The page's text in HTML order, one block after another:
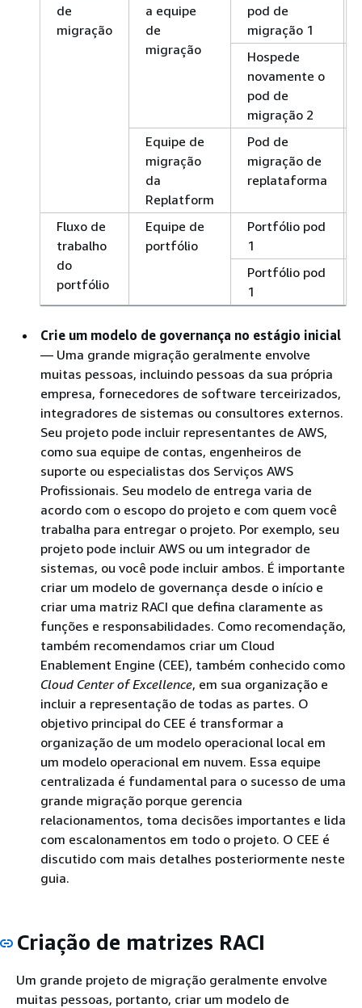
de
migração
a equipe
de
migração
pod de
migração 1
Hospede
novamente o
pod de
migração 2
Equipe de
migração
da
Replatform
Pod de
migração de
replataforma
Fluxo de
trabalho
do
portfólio
Equipe de
portfólio
Portfólio pod
1
Portfólio pod
1
Crie um modelo de governança no estágio inicial
— Uma grande migração geralmente envolve
muitas pessoas, incluindo pessoas da sua própria
empresa, fornecedores de software terceirizados,
integradores de sistemas ou consultores externos.
Seu projeto pode incluir representantes de AWS,
como sua equipe de contas, engenheiros de
suporte ou especialistas dos Serviços AWS
Profissionais. Seu modelo de entrega varia de
acordo com o escopo do projeto e com quem você
trabalha para entregar o projeto. Por exemplo, seu
projeto pode incluir AWS ou um integrador de
sistemas, ou você pode incluir ambos. É importante
criar um modelo de governança desde o início e
criar uma matriz RACI que defina claramente as
funções e responsabilidades. Como recomendação,
também recomendamos criar um Cloud
Enablement Engine (CEE), também conhecido como
Cloud Center of Excellence, em sua organização e
incluir a representação de todas as partes. O
objetivo principal do CEE é transformar a
organização de um modelo operacional local em
um modelo operacional em nuvem. Essa equipe
centralizada é fundamental para o sucesso de uma
grande migração porque gerencia
relacionamentos, toma decisões importantes e lida
com escalonamentos em todo o projeto. O CEE é
discutido com mais detalhes posteriormente neste
guia.
Criação de matrizes RACI
Um grande projeto de migração geralmente envolve
muitas pessoas, portanto, criar um modelo de